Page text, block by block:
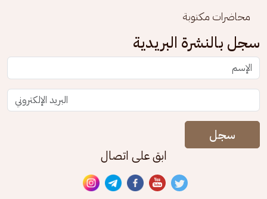
محاضرات مكتوبة
سجل بالنشرة البريدية
سجل
ابق على اتصال